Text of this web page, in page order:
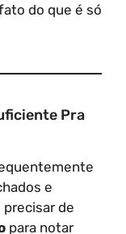
do que é só
Pra
e
precisar de
para notar